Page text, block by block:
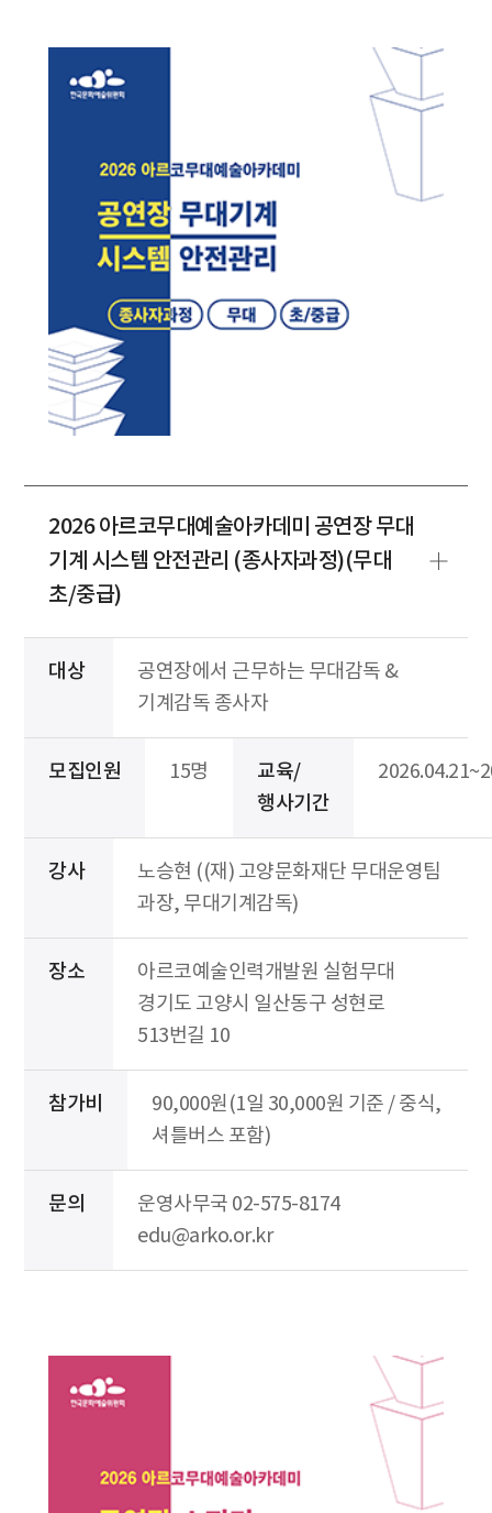
2026 아르코무대예술아카데미 공연장 무대
기계 시스템 안전관리 (종사자과정)(무대
초/중급)
대상
공연장에서 근무하는 무대감독 &
기계감독 종사자
모집인원 15명
교육/
행사기간
강사
노승현 ((재) 고양문화재단 무대운영팀
과장, 무대기계감독)
장소
아르코예술인력개발원 실험무대
경기도 고양시 일산동구 성현로
513번길 10
참가비
90,000원(1일 30,000원 기준 / 중식,
셔틀버스 포함)
문의
운영사무국 02-575-8174
edu@arko.or.kr